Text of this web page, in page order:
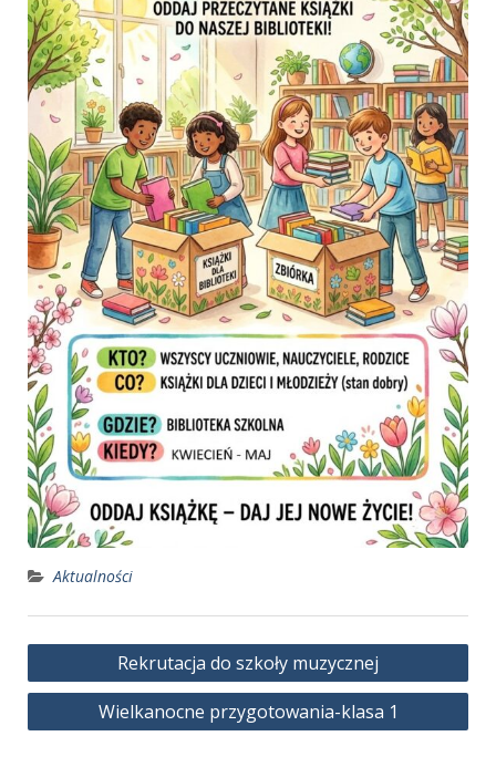
Aktualności
Nawigacja
wpisu
Rekrutacja do szkoły muzycznej
Wielkanocne przygotowania-klasa 1